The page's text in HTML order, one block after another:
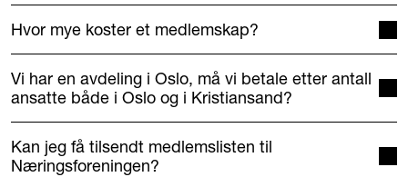
Hvor mye koster et medlemskap?
Vi har en avdeling i Oslo, må vi betale etter antall
ansatte både i Oslo og i Kristiansand?
Kan jeg få tilsendt medlemslisten til
Næringsforeningen?